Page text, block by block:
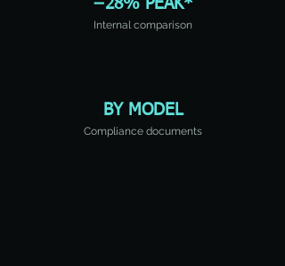
−28% PEAK*
Internal comparison
BY MODEL
Compliance documents